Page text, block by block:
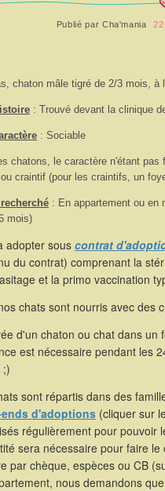
Publié par Cha'mania
chaton mâle tigré de 2/3 mois, à
: Trouvé devant la clinique
: Sociable
chatons, le caractère n'étant
craintif (pour les craintifs, un
: En appartement ou en
mois)
adopter souscontrat
du contrat) comprenant la
et la primo vaccination
chats sont nourris avec des
d'un chaton ou chat dans
est nécessaire pendant les
;)
sont répartis dans des
d'adoptions (cliquer sur
régulièrement pour pouvoir
sera nécessaire pour faire
par chèque, espèces ou CB
nous demandons